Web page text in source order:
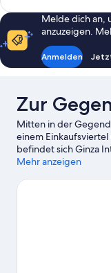
Melde dich an,
anzuzeigen.
Anmelden
Zur
Mitten in der
einem
befindet sich Ginza
Shinbashi Theatre
der Region
Mehr anzeigen